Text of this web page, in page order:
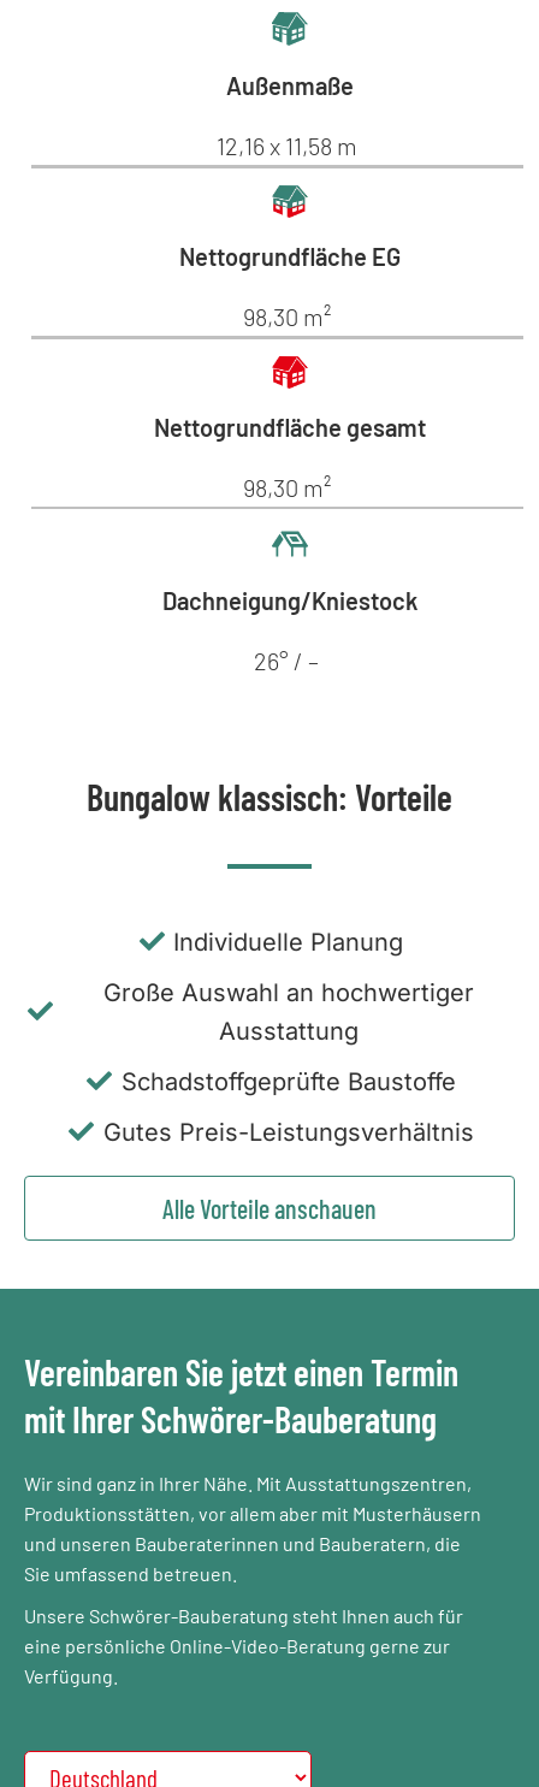
Außenmaße
12,16 x 11,58 m
Nettogrundfläche EG
98,30 m²
Nettogrundfläche gesamt
98,30 m²
Dachneigung/Kniestock
26° / –
Bungalow klassisch: Vorteile
Individuelle Planung
Große Auswahl an hochwertiger
Ausstattung
Schadstoffgeprüfte Baustoffe
Gutes Preis-Leistungsverhältnis
Alle Vorteile anschauen
Vereinbaren Sie jetzt einen Termin
mit Ihrer Schwörer-Bauberatung
Wir sind ganz in Ihrer Nähe. Mit Ausstattungszentren,
Produktionsstätten, vor allem aber mit Musterhäusern
und unseren Bauberaterinnen und Bauberatern, die
Sie umfassend betreuen.
Unsere Schwörer-Bauberatung steht Ihnen auch für
eine persönliche Online-Video-Beratung gerne zur
Verfügung.